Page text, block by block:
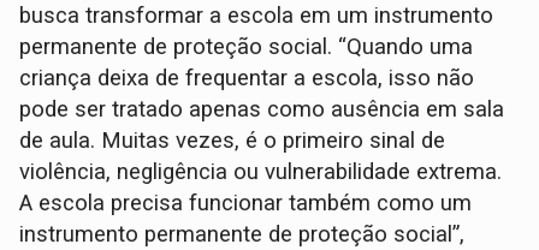
busca transformar a escola em um instrumento
permanente de proteção social. “Quando uma
criança deixa de frequentar a escola, isso não
pode ser tratado apenas como ausência em sala
de aula. Muitas vezes, é o primeiro sinal de
violência, negligência ou vulnerabilidade extrema.
A escola precisa funcionar também como um
instrumento permanente de proteção social”,